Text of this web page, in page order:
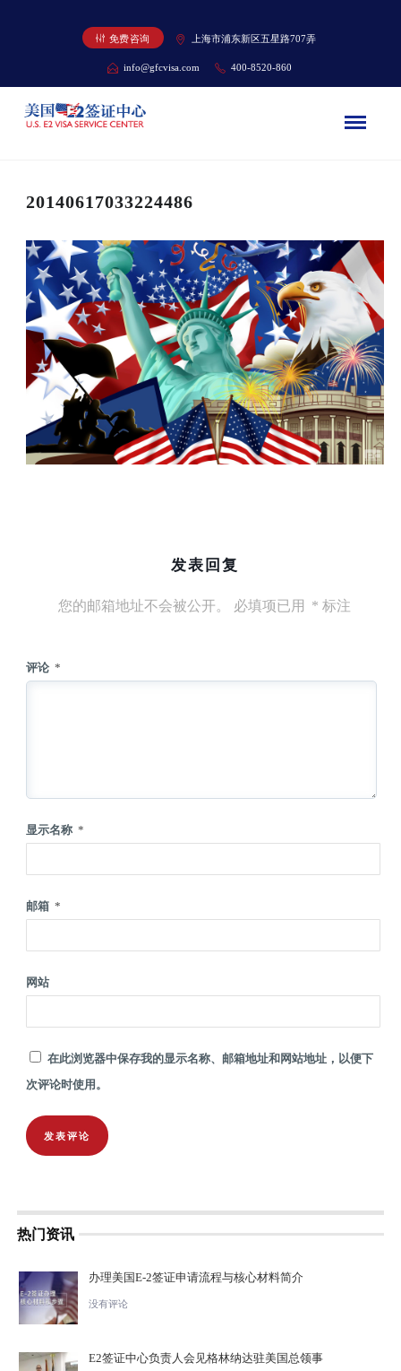
免费咨询 上海市浦东新区五星路707弄
info@gfcvisa.com 400-8520-860
20140617033224486
发表回复
您的邮箱地址不会被公开。 必填项已用 * 标注
评论 *
显示名称 *
邮箱 *
网站
在此浏览器中保存我的显示名称、邮箱地址和网站地址，以便下
次评论时使用。
热门资讯
办理美国E-2签证申请流程与核心材料简介
没有评论
E2签证中心负责人会见格林纳达驻美国总领事